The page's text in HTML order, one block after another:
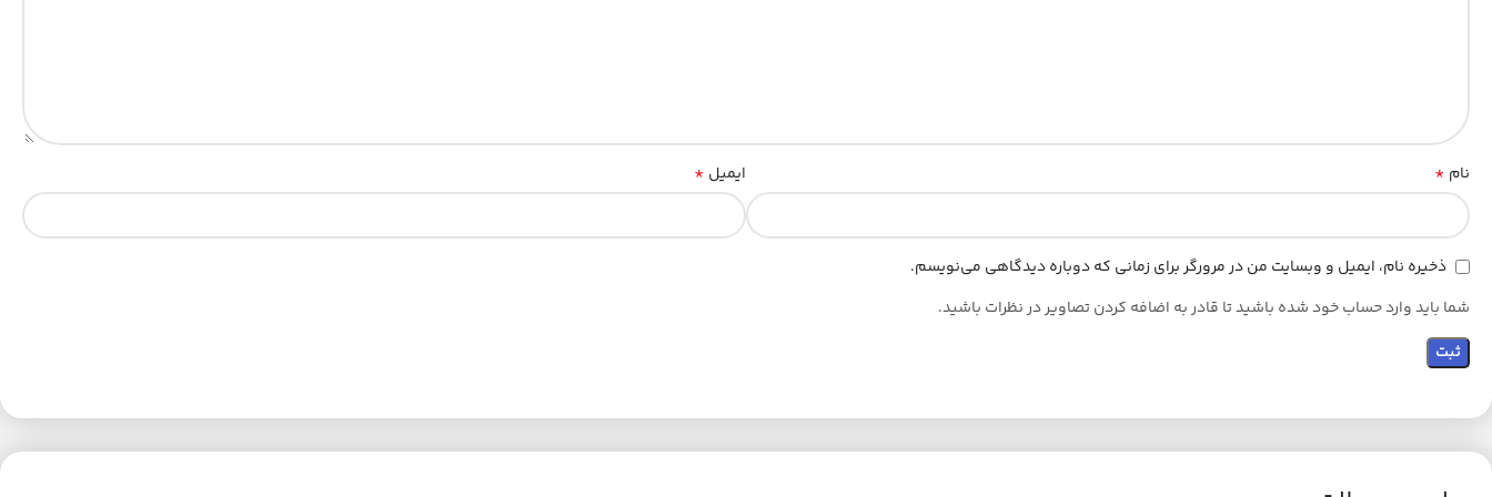
نام * ایمیل *
ذخیره نام، ایمیل و وبسایت من در مرورگر برای زمانی که دوباره دیدگاهی می‌نویسم.
شما باید وارد حساب خود شده باشید تا قادر به اضافه کردن تصاویر در نظرات باشید.